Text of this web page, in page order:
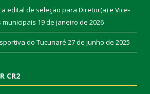
edital de seleção para Diretor(a) e Vice-
municipais 19 de janeiro de 2026
do Tucunaré 27 de junho de 2025
CR2